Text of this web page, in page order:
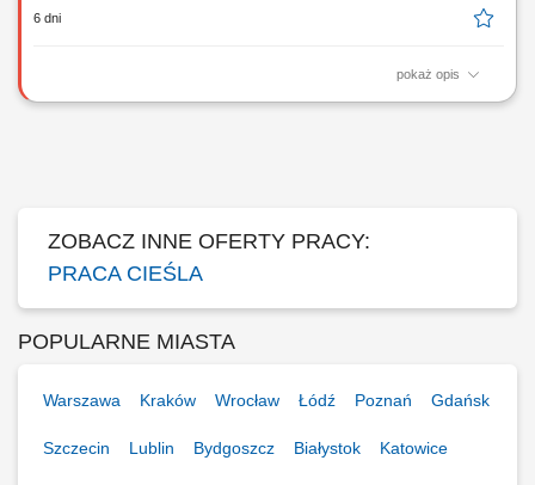
6 dni
pokaż opis
Kompleksowa realizacja zadań z zakresu ciesielstwa tradycyjnego, w
ZOBACZ INNE OFERTY PRACY:
PRACA CIEŚLA
POPULARNE MIASTA
Warszawa Kraków Wrocław Łódź Poznań Gdańsk
Szczecin Lublin Bydgoszcz Białystok Katowice